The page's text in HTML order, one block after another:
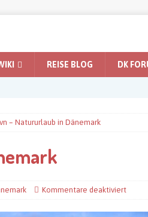
REISE BLOG DK
– Natururlaub in Dänemark
Kommentare deaktiviert